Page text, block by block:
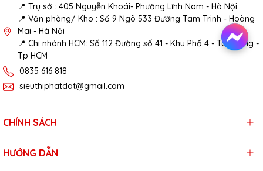
📍 Trụ sở : 405 Nguyễn Khoái- Phường Lĩnh Nam - Hà Nội
📍 Văn phòng/ Kho : Số 9 Ngõ 533 Đường Tam Trinh - Hoàng
Mai - Hà Nội
📍 Chi nhánh HCM: Số 112 Đường số 41 - Khu Phố 4 - Tân Hưng -
Tp HCM
0835 616 818
sieuthiphatdat@gmail.com
CHÍNH SÁCH
HƯỚNG DẪN